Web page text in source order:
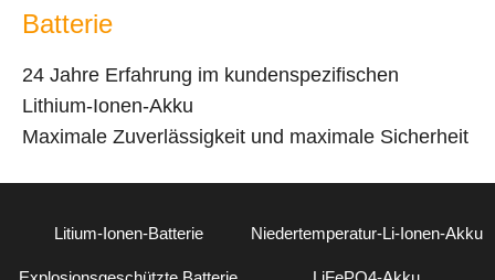
Batterie
24 Jahre Erfahrung im kundenspezifischen
Lithium-Ionen-Akku
Maximale Zuverlässigkeit und maximale Sicherheit
Litium-Ionen-Batterie Niedertemperatur-Li-Ionen-Akku